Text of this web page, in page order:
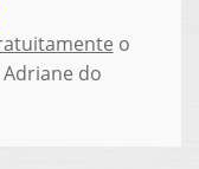
o
do